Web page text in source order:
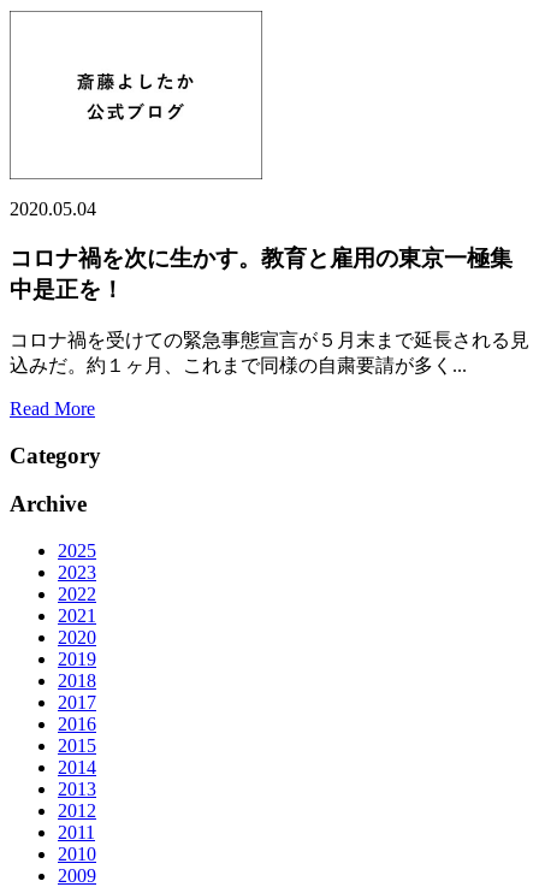
2020.05.04
コロナ禍を次に生かす。教育と雇用の東京一極集
中是正を！
コロナ禍を受けての緊急事態宣言が５月末まで延長される見
込みだ。約１ヶ月、これまで同様の自粛要請が多く...
Read More
Category
Archive
2025
2023
2022
2021
2020
2019
2018
2017
2016
2015
2014
2013
2012
2011
2010
2009